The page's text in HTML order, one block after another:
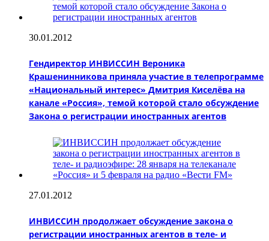
30.01.2012
Гендиректор ИНВИССИН Вероника
Крашенинникова приняла участие в телепрограмме
«Национальный интерес» Дмитрия Киселёва на
канале «Россия», темой которой стало обсуждение
Закона о регистрации иностранных агентов
27.01.2012
ИНВИССИН продолжает обсуждение закона о
регистрации иностранных агентов в теле- и